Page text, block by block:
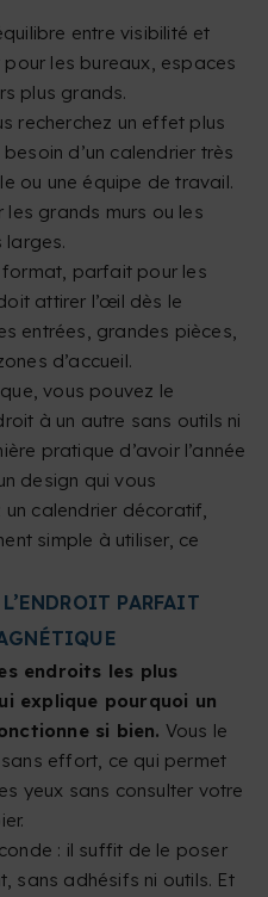
entre visibilité et
les bureaux, espaces
plus grands.
recherchez un effet plus
d’un calendrier très
ou une équipe de travail.
les grands murs ou les
larges.
format, parfait pour les
attirer l’œil dès le
entrées, grandes pièces,
d’accueil.
vous pouvez le
à un autre sans outils ni
pratique d’avoir l’année
design qui vous
un calendrier décoratif,
simple à utiliser, ce
PARFAIT
endroits les plus
explique pourquoi un
si bien. Vous le
effort, ce qui permet
yeux sans consulter votre
: il suffit de le poser
sans adhésifs ni outils. Et